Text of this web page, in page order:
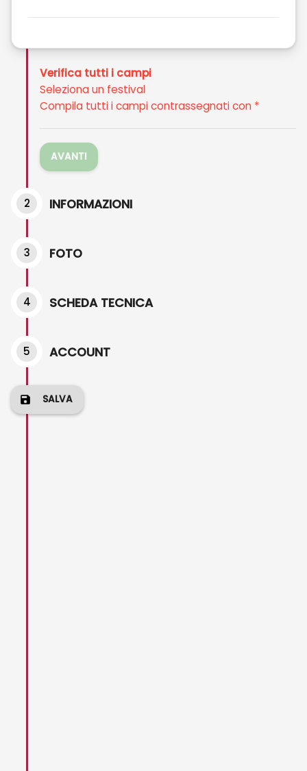
Verifica tutti i campi
Seleziona un festival
Compila tutti i campi contrassegnati con *
AVANTI
2 INFORMAZIONI
3 FOTO
4 SCHEDA TECNICA
5 ACCOUNT
SALVA